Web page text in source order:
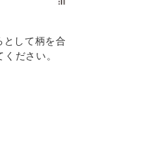
して柄を合
ださい。